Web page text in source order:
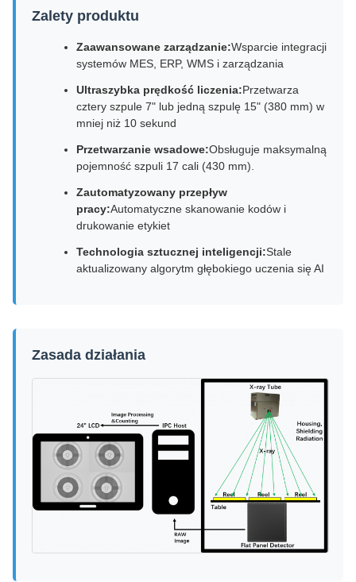
Zalety produktu
Zaawansowane zarządzanie:Wsparcie integracji
systemów MES, ERP, WMS i zarządzania
Ultraszybka prędkość liczenia:Przetwarza
cztery szpule 7" lub jedną szpulę 15" (380 mm) w
mniej niż 10 sekund
Przetwarzanie wsadowe:Obsługuje maksymalną
pojemność szpuli 17 cali (430 mm).
Zautomatyzowany przepływ
pracy:Automatyczne skanowanie kodów i
drukowanie etykiet
Technologia sztucznej inteligencji:Stale
aktualizowany algorytm głębokiego uczenia się AI
Zasada działania